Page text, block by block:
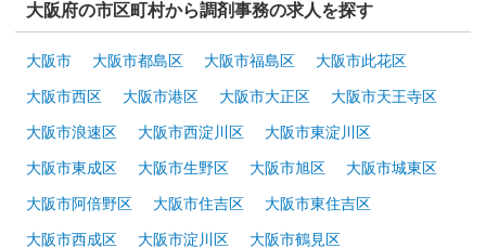
大阪府の市区町村から調剤事務の求人を探す
大阪市 大阪市都島区 大阪市福島区 大阪市此花区
大阪市西区 大阪市港区 大阪市大正区 大阪市天王寺区
大阪市浪速区 大阪市西淀川区 大阪市東淀川区
大阪市東成区 大阪市生野区 大阪市旭区 大阪市城東区
大阪市阿倍野区 大阪市住吉区 大阪市東住吉区
大阪市西成区 大阪市淀川区 大阪市鶴見区